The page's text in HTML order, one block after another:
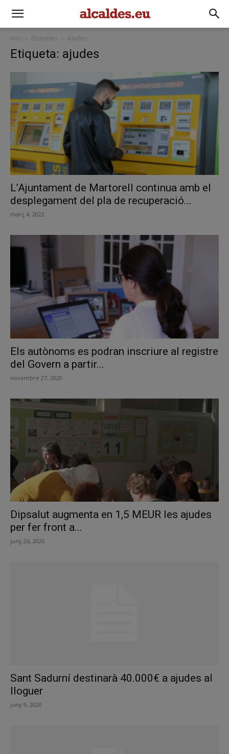
Inici Etiquetes Ajudes
Etiqueta: ajudes
L’Ajuntament de Martorell continua amb el
desplegament del pla de recuperació...
març 4, 2022
Els autònoms es podran inscriure al registre
del Govern a partir...
novembre 27, 2020
Dipsalut augmenta en 1,5 MEUR les ajudes
per fer front a...
juny 26, 2020
Sant Sadurní destinarà 40.000€ a ajudes al
lloguer
juny 9, 2020